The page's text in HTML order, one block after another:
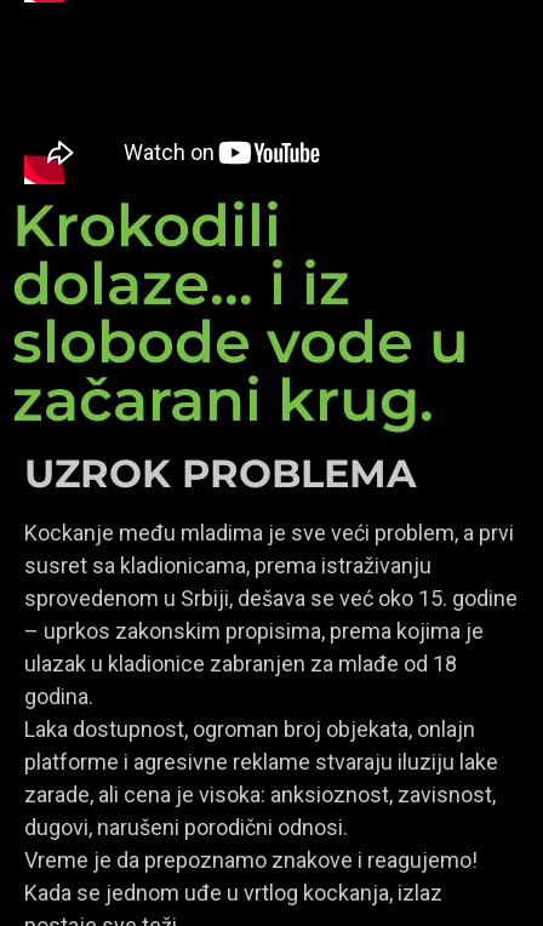
Krokodili
dolaze... i iz
slobode vode u
začarani krug.
UZROK PROBLEMA
Kockanje među mladima je sve veći problem, a prvi
susret sa kladionicama, prema istraživanju
sprovedenom u Srbiji, dešava se već oko 15. godine
– uprkos zakonskim propisima, prema kojima je
ulazak u kladionice zabranjen za mlađe od 18
godina.
Laka dostupnost, ogroman broj objekata, onlajn
platforme i agresivne reklame stvaraju iluziju lake
zarade, ali cena je visoka: anksioznost, zavisnost,
dugovi, narušeni porodični odnosi.
Vreme je da prepoznamo znakove i reagujemo!
Kada se jednom uđe u vrtlog kockanja, izlaz